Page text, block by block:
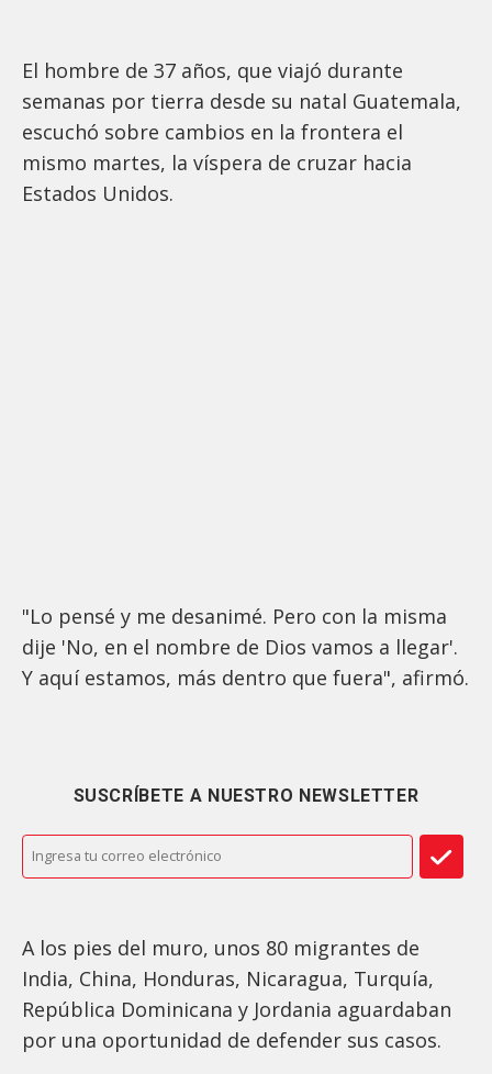
El hombre de 37 años, que viajó durante
semanas por tierra desde su natal Guatemala,
escuchó sobre cambios en la frontera el
mismo martes, la víspera de cruzar hacia
Estados Unidos.
"Lo pensé y me desanimé. Pero con la misma
dije 'No, en el nombre de Dios vamos a llegar'.
Y aquí estamos, más dentro que fuera", afirmó.
SUSCRÍBETE A NUESTRO NEWSLETTER
A los pies del muro, unos 80 migrantes de
India, China, Honduras, Nicaragua, Turquía,
República Dominicana y Jordania aguardaban
por una oportunidad de defender sus casos.